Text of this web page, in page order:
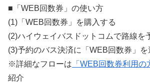
■「WEB回数券」の使い方
(1)「WEB回数券」を購入する
(2)ハイウェイバスドットコムで路線を
(3)予約のバス決済に「WEB回数券」を
※詳細なフローは 「WEB回数券利用の
紹介